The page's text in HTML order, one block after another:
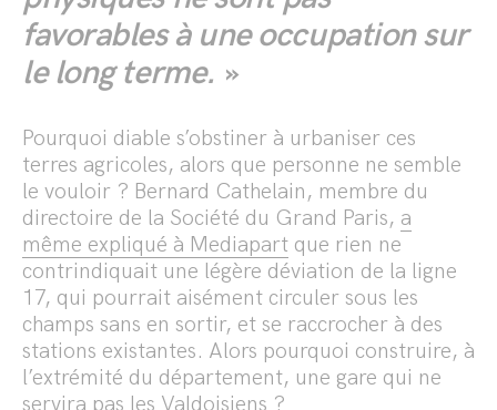
favorables à une occupation sur
le long terme. »
Pourquoi diable s’obstiner à urbaniser ces
terres agricoles, alors que personne ne semble
le vouloir ? Bernard Cathelain, membre du
directoire de la Société du Grand Paris, a
même expliqué à Mediapart que rien ne
contrindiquait une légère déviation de la ligne
17, qui pourrait aisément circuler sous les
champs sans en sortir, et se raccrocher à des
stations existantes. Alors pourquoi construire, à
l’extrémité du département, une gare qui ne
servira pas les Valdoisiens ?